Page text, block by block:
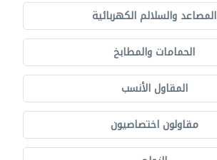
المصاعد والسلالم الكهربائية
الحمامات والمطابخ
المقاول الأنسب
مقاولون اختصاصيون